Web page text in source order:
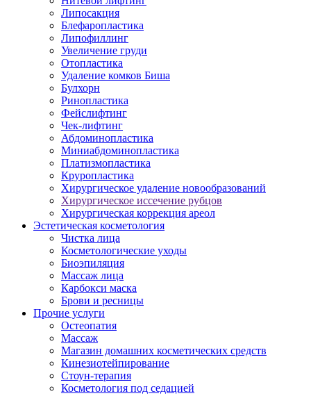
Липосакция
Блефаропластика
Липофиллинг
Увеличение груди
Отопластика
Удаление комков Биша
Булхорн
Ринопластика
Фейслифтинг
Чек-лифтинг
Абдоминопластика
Миниабдоминопластика
Платизмопластика
Круропластика
Хирургическое удаление новообразований
Хирургическое иссечение рубцов
Хирургическая коррекция ареол
Эстетическая косметология
Чистка лица
Косметологические уходы
Биоэпиляция
Массаж лица
Карбокси маска
Брови и ресницы
Прочие услуги
Остеопатия
Массаж
Магазин домашних косметических средств
Кинезиотейпирование
Стоун-терапия
Косметология под седацией